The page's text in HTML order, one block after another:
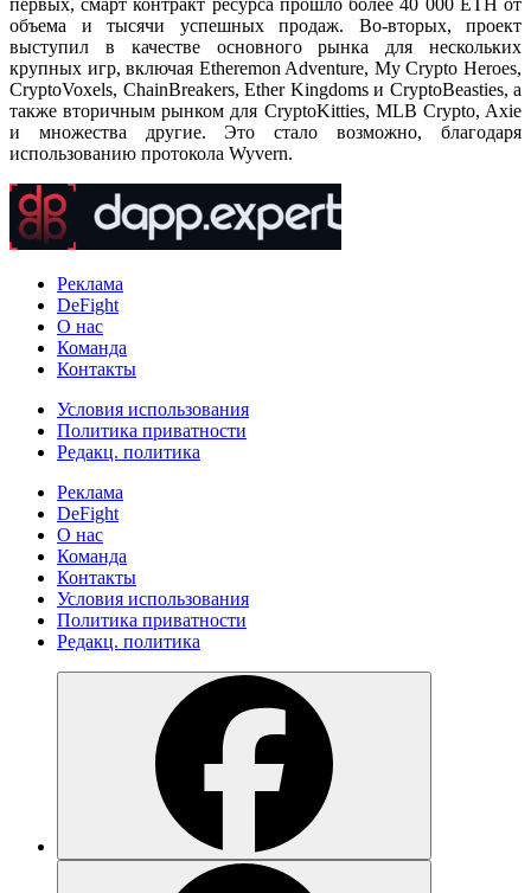
первых, смарт контракт ресурса прошло более 40 000 ETH от
объема и тысячи успешных продаж. Во-вторых, проект
выступил в качестве основного рынка для нескольких
крупных игр, включая Etheremon Adventure, My Crypto Heroes,
CryptoVoxels, ChainBreakers, Ether Kingdoms и CryptoBeasties, а
также вторичным рынком для CryptoKitties, MLB Crypto, Axie
и множества другие. Это стало возможно, благодаря
использованию протокола Wyvern.
Реклама
DeFight
О нас
Команда
Контакты
Условия использования
Политика приватности
Редакц. политика
Реклама
DeFight
О нас
Команда
Контакты
Условия использования
Политика приватности
Редакц. политика